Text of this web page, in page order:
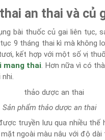
an thai và củ
bài thuốc củ gai liên tục,
9 tháng thai kì mà không
kết hợp với một số vị
mang thai. Hơn nữa vì có
Sản phẩm thảo dược an thai
truyền lưu qua nhiều thế
ngoài màu nâu với độ